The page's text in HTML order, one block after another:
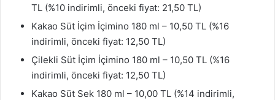
TL (%10 indirimli, önceki fiyat: 21,50 TL)
Kakao Süt İçim İçimino 180 ml – 10,50 TL (%16
indirimli, önceki fiyat: 12,50 TL)
Çilekli Süt İçim İçimino 180 ml – 10,50 TL (%16
indirimli, önceki fiyat: 12,50 TL)
Kakao Süt Sek 180 ml – 10,00 TL (%14 indirimli,